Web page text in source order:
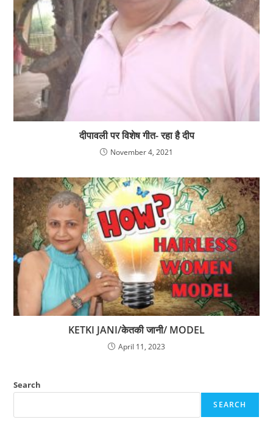
दीपावली पर विशेष गीत- रहा है दीप
November 4, 2021
KETKI JANI/केतकी जानी/ MODEL
April 11, 2023
Search
SEARCH